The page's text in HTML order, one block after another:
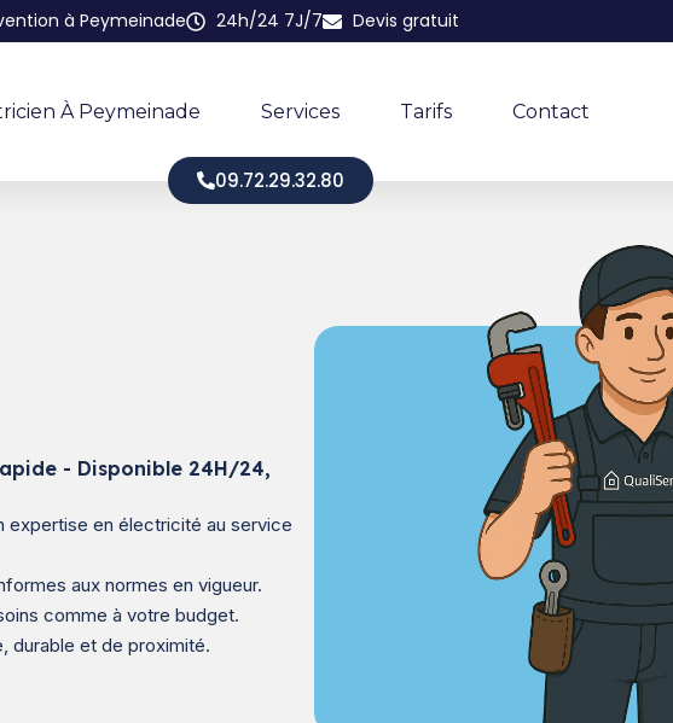
à Peymeinade 24h/24 7J/7 Devis gratuit
À Peymeinade Services Tarifs Contact
09.72.29.32.80
- Disponible 24H/24,
expertise en électricité au service
aux normes en vigueur.
comme à votre budget.
durable et de proximité.